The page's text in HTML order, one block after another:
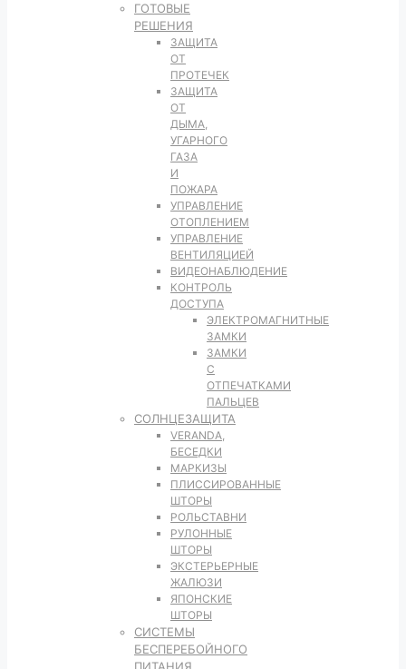
ГОТОВЫЕ
РЕШЕНИЯ
ЗАЩИТА
ОТ
ПРОТЕЧЕК
ЗАЩИТА
ОТ
ДЫМА,
УГАРНОГО
ГАЗА
И
ПОЖАРА
УПРАВЛЕНИЕ
ОТОПЛЕНИЕМ
УПРАВЛЕНИЕ
ВЕНТИЛЯЦИЕЙ
ВИДЕОНАБЛЮДЕНИЕ
КОНТРОЛЬ
ДОСТУПА
ЭЛЕКТРОМАГНИТНЫЕ
ЗАМКИ
ЗАМКИ
С
ОТПЕЧАТКАМИ
ПАЛЬЦЕВ
СОЛНЦЕЗАЩИТА
VERANDA,
БЕСЕДКИ
МАРКИЗЫ
ПЛИССИРОВАННЫЕ
ШТОРЫ
РОЛЬСТАВНИ
РУЛОННЫЕ
ШТОРЫ
ЭКСТЕРЬЕРНЫЕ
ЖАЛЮЗИ
ЯПОНСКИЕ
ШТОРЫ
СИСТЕМЫ
БЕСПЕРЕБОЙНОГО